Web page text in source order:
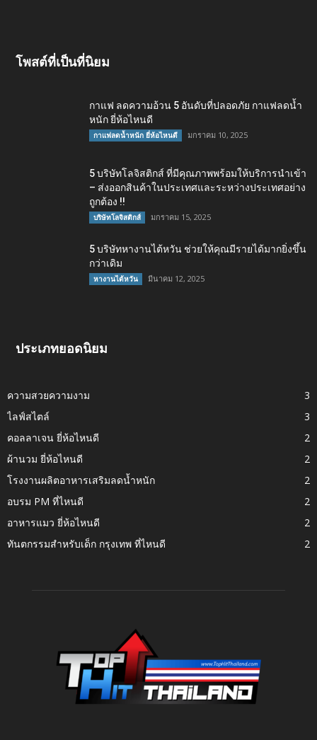
โพสต์ที่เป็นที่นิยม
กาแฟ ลดความอ้วน 5 อันดับที่ปลอดภัย กาแฟลดน้ำ
หนัก ยี่ห้อไหนดี
กาแฟลดน้ำหนัก ยี่ห้อไหนดี มกราคม 10, 2025
5 บริษัทโลจิสติกส์ ที่มีคุณภาพพร้อมให้บริการนำเข้า
– ส่งออกสินค้าในประเทศและระหว่างประเทศอย่าง
ถูกต้อง !!
บริษัทโลจิสติกส์ มกราคม 15, 2025
5 บริษัทหางานไต้หวัน ช่วยให้คุณมีรายได้มากยิ่งขึ้น
กว่าเดิม
หางานไต้หวัน มีนาคม 12, 2025
ประเภทยอดนิยม
ความสวยความงาม
3
ไลฟ์สไตล์
3
คอลลาเจน ยี่ห้อไหนดี
2
ผ้านวม ยี่ห้อไหนดี
2
โรงงานผลิตอาหารเสริมลดน้ำหนัก
2
อบรม PM ที่ไหนดี
2
อาหารแมว ยี่ห้อไหนดี
2
ทันตกรรมสำหรับเด็ก กรุงเทพ ที่ไหนดี
2